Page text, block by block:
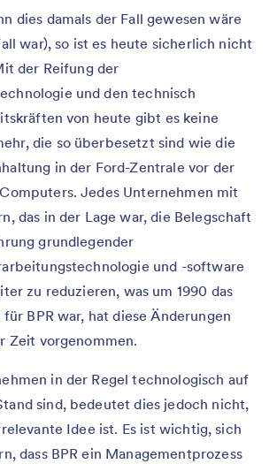
dies damals der Fall gewesen wäre
war), so ist es heute sicherlich nicht
der Reifung der
und den technisch
von heute gibt es keine
die so überbesetzt sind wie die
in der Ford-Zentrale vor der
Jedes Unternehmen mit
das in der Lage war, die Belegschaft
grundlegender
und -software
zu reduzieren, was um 1990 das
BPR war, hat diese Änderungen
Zeit vorgenommen.
in der Regel technologisch auf
sind, bedeutet dies jedoch nicht,
Idee ist. Es ist wichtig, sich
dass BPR ein Managementprozess